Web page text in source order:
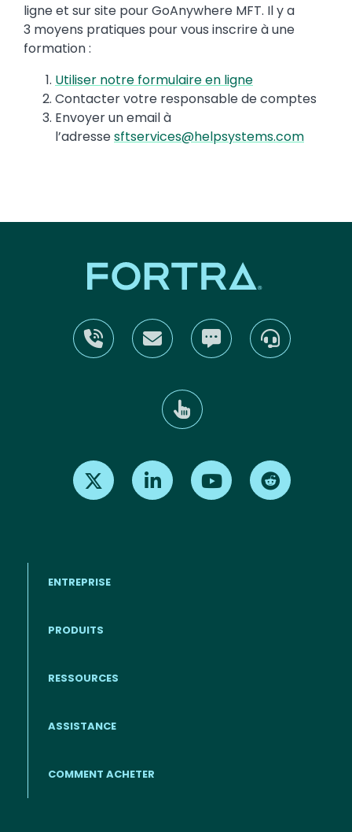
ligne et sur site pour GoAnywhere MFT. Il y a
3 moyens pratiques pour vous inscrire à une
formation :
Utiliser notre formulaire en ligne
Contacter votre responsable de comptes
Envoyer un email à
l’adressesftservices@helpsystems.com
Find us on X Find us on LinkedInFind us on Youtube
Footer - Francais
ENTREPRISE
PRODUITS
RESSOURCES
ASSISTANCE
COMMENT ACHETER